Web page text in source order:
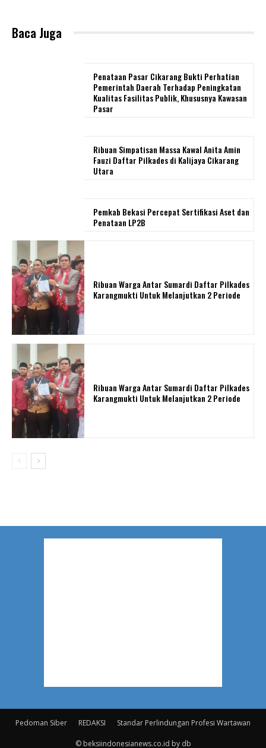
Pedoman Siber REDAKSI Standar Perlindungan Profesi Wartawan
© beksiindonesianews.co.id by db